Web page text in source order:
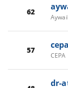
62
57
CEPA
dr-